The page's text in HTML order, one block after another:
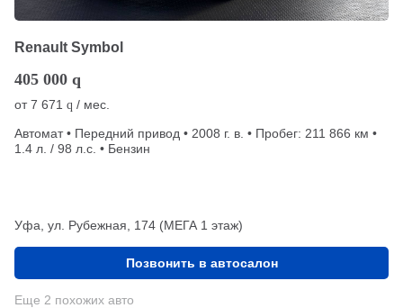
Renault Symbol
405 000 q
от7 671 q / мес.
Автомат • Передний привод • 2008 г. в. • Пробег: 211 866 км •
1.4 л. / 98 л.с. • Бензин
Уфа, ул. Рубежная, 174 (МЕГА 1 этаж)
Позвонить в автосалон
Еще 2 похожих авто